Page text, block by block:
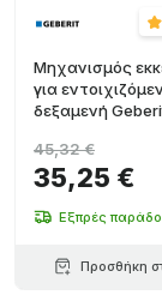
Μηχανισμός
για
δεξαμενή
35,25 €
45,32 €
Εξπρές
Προσθήκη